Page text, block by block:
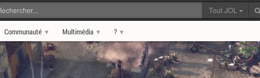
Tout JOL
Communauté Multimédia ?